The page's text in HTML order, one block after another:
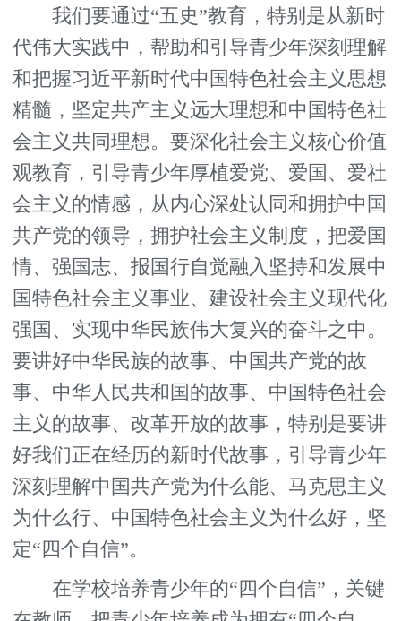
我们要通过“五史”教育，特别是从新时
代伟大实践中，帮助和引导青少年深刻理解
和把握习近平新时代中国特色社会主义思想
精髓，坚定共产主义远大理想和中国特色社
会主义共同理想。要深化社会主义核心价值
观教育，引导青少年厚植爱党、爱国、爱社
会主义的情感，从内心深处认同和拥护中国
共产党的领导，拥护社会主义制度，把爱国
情、强国志、报国行自觉融入坚持和发展中
国特色社会主义事业、建设社会主义现代化
强国、实现中华民族伟大复兴的奋斗之中。
要讲好中华民族的故事、中国共产党的故
事、中华人民共和国的故事、中国特色社会
主义的故事、改革开放的故事，特别是要讲
好我们正在经历的新时代故事，引导青少年
深刻理解中国共产党为什么能、马克思主义
为什么行、中国特色社会主义为什么好，坚
定“四个自信”。
在学校培养青少年的“四个自信”，关键